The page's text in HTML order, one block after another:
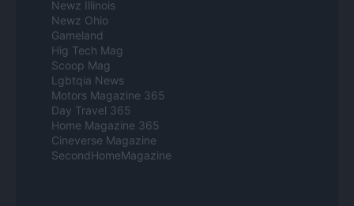
Newz Illinois
Newz Ohio
Gameland
Hig Tech Mag
Scoop Mag
Lgbtqia News
Motors Magazine 365
Day Travel 365
Home Magazine 365
Cineverse Magazine
SecondHomeMagazine